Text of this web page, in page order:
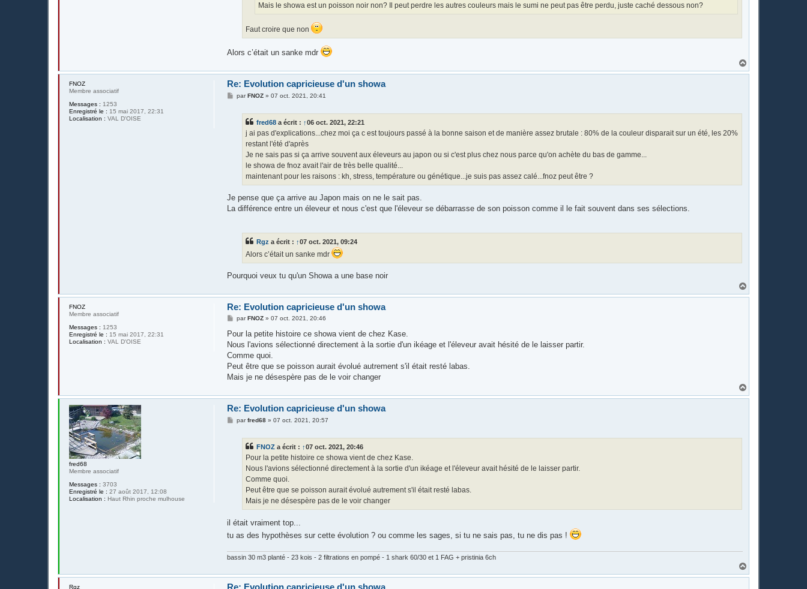
Mais le showa est un poisson noir non? Il peut perdre les autres couleurs mais le sumi ne peut pas être perdu, juste caché dessous non?
Faut croire que non
Alors c’était un sanke mdr
a
FNOZ
Membre associatif
Messages : 1253
Enregistré le : 15 mai 2017, 22:31
Localisation : VAL D'OISE
Re: Evolution capricieuse d'un showa
MparFNOZ »07 oct. 2021, 20:41
fred68 a écrit : ↑06 oct. 2021, 22:21
j ai pas d'explications...chez moi ça c est toujours passé à la bonne saison et de manière assez brutale : 80% de la couleur disparait sur un été, les 20%
restant l'été d'après
Je ne sais pas si ça arrive souvent aux éleveurs au japon ou si c'est plus chez nous parce qu'on achète du bas de gamme...
le showa de fnoz avait l'air de très belle qualité...
maintenant pour les raisons : kh, stress, température ou génétique...je suis pas assez calé...fnoz peut être ?
Je pense que ça arrive au Japon mais on ne le sait pas.
La différence entre un éleveur et nous c'est que l'éleveur se débarrasse de son poisson comme il le fait souvent dans ses sélections.
Rgz a écrit : ↑07 oct. 2021, 09:24
Alors c’était un sanke mdr
Pourquoi veux tu qu'un Showa a une base noir
a
FNOZ
Membre associatif
Messages : 1253
Enregistré le : 15 mai 2017, 22:31
Localisation : VAL D'OISE
Re: Evolution capricieuse d'un showa
M
s
a
g
par FNOZ »07 oct. 2021, 20:46
Pour la petite histoire ce showa vient de chez Kase.
Nous l'avions sélectionné directement à la sortie d'un ikéage et l'éleveur avait hésité de le laisser partir.
Comme quoi.
Peut être que se poisson aurait évolué autrement s'il était resté labas.
Mais je ne désespère pas de le voir changer
a
fred68
Membre associatif
Messages : 3703
Enregistré le : 27 août 2017, 12:08
Localisation : Haut Rhin proche mulhouse
Re: Evolution capricieuse d'un showa
Mparfred68 »07 oct. 2021, 20:57
FNOZ a écrit : ↑07 oct. 2021, 20:46
Pour la petite histoire ce showa vient de chez Kase.
Nous l'avions sélectionné directement à la sortie d'un ikéage et l'éleveur avait hésité de le laisser partir.
Comme quoi.
Peut être que se poisson aurait évolué autrement s'il était resté labas.
Mais je ne désespère pas de le voir changer
il était vraiment top...
tu as des hypothèses sur cette évolution ? ou comme les sages, si tu ne sais pas, tu ne dis pas !
bassin 30 m3 planté - 23 kois - 2 filtrations en pompé - 1 shark 60/30 et 1 FAG + pristinia 6ch
a
Rgz